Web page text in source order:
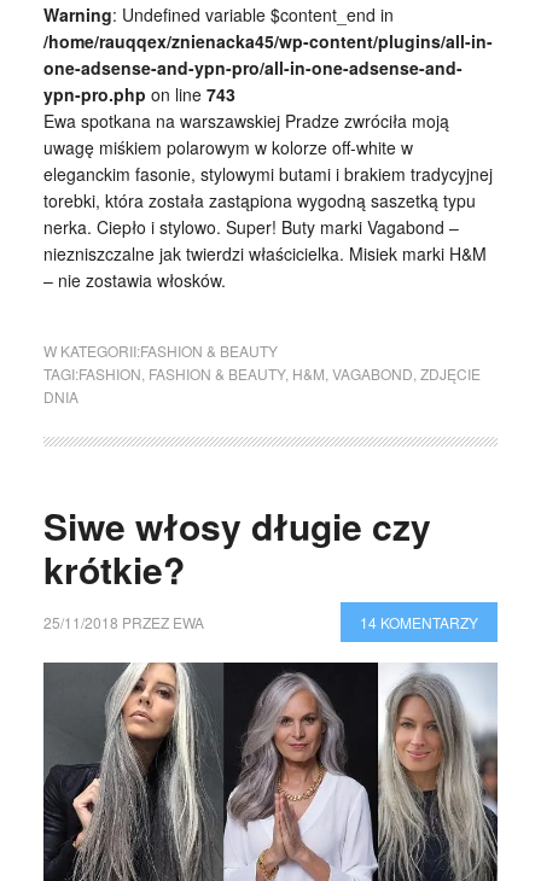
Warning: Undefined variable $content_end in
/home/rauqqex/znienacka45/wp-content/plugins/all-in-
one-adsense-and-ypn-pro/all-in-one-adsense-and-
ypn-pro.php on line 743
Ewa spotkana na warszawskiej Pradze zwróciła moją
uwagę miśkiem polarowym w kolorze off-white w
eleganckim fasonie, stylowymi butami i brakiem tradycyjnej
torebki, która została zastąpiona wygodną saszetką typu
nerka. Ciepło i stylowo. Super! Buty marki Vagabond –
niezniszczalne jak twierdzi właścicielka. Misiek marki H&M
– nie zostawia włosków.
W KATEGORII:FASHION & BEAUTY
TAGI:FASHION FASHION & BEAUTY, H&M VAGABOND ZDJĘCIE
DNIA
Siwe włosy długie czy
krótkie?
25/11/2018 PRZEZ EWA 14 KOMENTARZY